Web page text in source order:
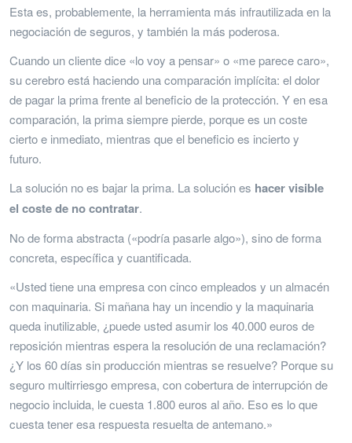
Esta es, probablemente, la herramienta más infrautilizada en la
negociación de seguros, y también la más poderosa.
Cuando un cliente dice «lo voy a pensar» o «me parece caro»,
su cerebro está haciendo una comparación implícita: el dolor
de pagar la prima frente al beneficio de la protección. Y en esa
comparación, la prima siempre pierde, porque es un coste
cierto e inmediato, mientras que el beneficio es incierto y
futuro.
La solución no es bajar la prima. La solución es hacer visible
el coste de no contratar.
No de forma abstracta («podría pasarle algo»), sino de forma
concreta, específica y cuantificada.
«Usted tiene una empresa con cinco empleados y un almacén
con maquinaria. Si mañana hay un incendio y la maquinaria
queda inutilizable, ¿puede usted asumir los 40.000 euros de
reposición mientras espera la resolución de una reclamación?
¿Y los 60 días sin producción mientras se resuelve? Porque su
seguro multirriesgo empresa, con cobertura de interrupción de
negocio incluida, le cuesta 1.800 euros al año. Eso es lo que
cuesta tener esa respuesta resuelta de antemano.»